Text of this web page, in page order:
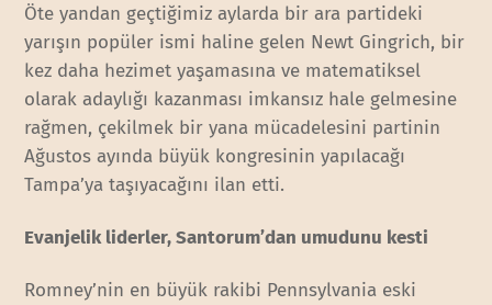
Öte yandan geçtiğimiz aylarda bir ara partideki
yarışın popüler ismi haline gelen Newt Gingrich, bir
kez daha hezimet yaşamasına ve matematiksel
olarak adaylığı kazanması imkansız hale gelmesine
rağmen, çekilmek bir yana mücadelesini partinin
Ağustos ayında büyük kongresinin yapılacağı
Tampa’ya taşıyacağını ilan etti.
Evanjelik liderler, Santorum’dan umudunu kesti
Romney’nin en büyük rakibi Pennsylvania eski